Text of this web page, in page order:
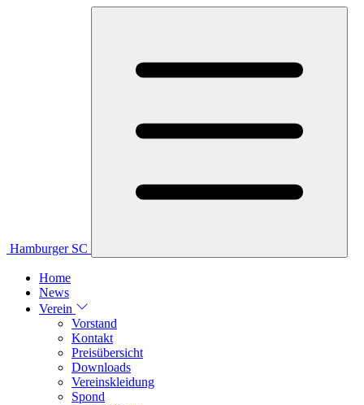
Hamburger SC
Home
News
Verein
Vorstand
Kontakt
Preisübersicht
Downloads
Vereinskleidung
Spond